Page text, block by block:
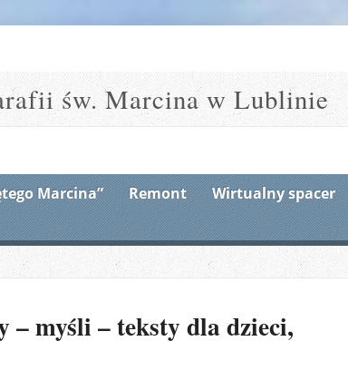
św. Marcina w Lublinie
Marcina” Remont
Wirtualny spacer
myśli – teksty dla dzieci,